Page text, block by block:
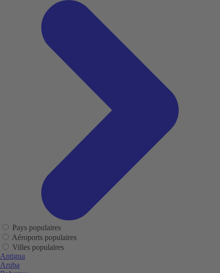
Pays populaires
Aéroports populaires
Villes populaires
Antigua
Aruba